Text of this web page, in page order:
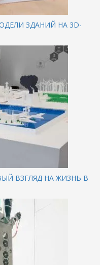
ЗДАНИЙ НА 3D-
ВЗГЛЯД НА ЖИЗНЬ В